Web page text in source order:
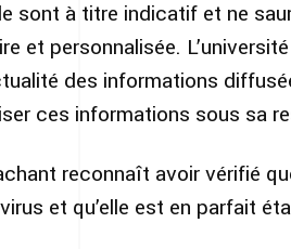
sont à titre indicatif et ne
et personnalisée.
des informations
ces informations sous sa
reconnaît avoir vérifié
et qu’elle est en parfait